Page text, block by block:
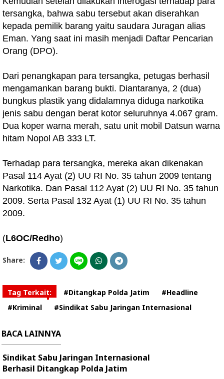
tersangka, bahwa sabu tersebut akan diserahkan
kepada pemilik barang yaitu saudara Juragan alias
Eman. Yang saat ini masih menjadi Daftar Pencarian
Orang (DPO).
Dari penangkapan para tersangka, petugas berhasil
mengamankan barang bukti. Diantaranya, 2 (dua)
bungkus plastik yang didalamnya diduga narkotika
jenis sabu dengan berat kotor seluruhnya 4.067 gram.
Dua koper warna merah, satu unit mobil Datsun warna
hitam Nopol AB 333 LT.
Terhadap para tersangka, mereka akan dikenakan
Pasal 114 Ayat (2) UU RI No. 35 tahun 2009 tentang
Narkotika. Dan Pasal 112 Ayat (2) UU RI No. 35 tahun
2009. Serta Pasal 132 Ayat (1) UU RI No. 35 tahun
2009.
(L6OC/Redho)
Share:
Tag Terkait: #Ditangkap Polda Jatim
#Headline
#Kriminal
#Sindikat Sabu Jaringan Internasional
BACA LAINNYA
Sindikat Sabu Jaringan Internasional
Berhasil Ditangkap Polda Jatim